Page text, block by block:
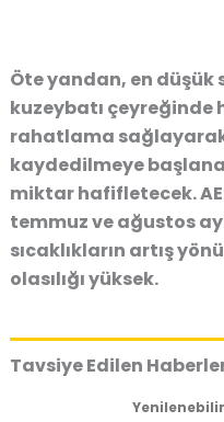
Öte yandan, en düşük
kuzeybatı çeyreğinde
rahatlama
kaydedilmeye
miktar hafifletecek.
temmuz ve ağustos
sıcaklıkların artış
olasılığı yüksek.
Tavsiye Edilen